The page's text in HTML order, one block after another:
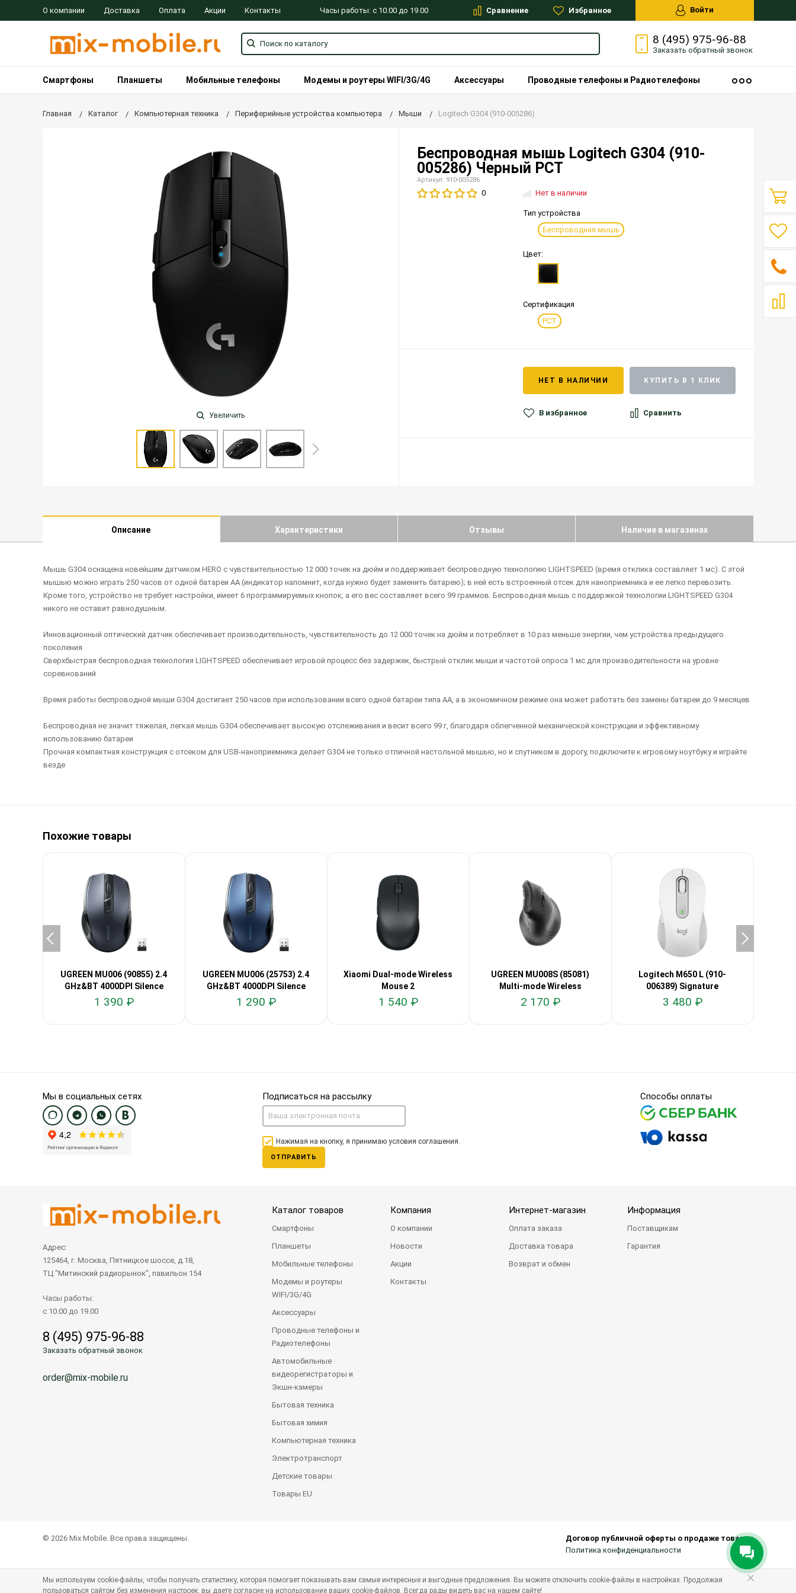
О компании Доставка Оплата Акции Контакты Часы работы: с 10.00 до 19.00 Сравнение Избранное Войти
8 (495) 975-96-88
Заказать обратный звонок
Смартфоны Планшеты Мобильные телефоны Модемы и роутеры WIFI/3G/4G Аксессуары Проводные телефоны и Радиотелефоны
Главная Каталог Компьютерная техника Периферийные устройства компьютера Мыши Logitech G304 (910-005286)
Увеличить
Беспроводная мышь Logitech G304 (910-
005286) Черный РСТ
Артикул: 910-005286
0 Нет в наличии
Тип устройства
Беспроводная мышь
Цвет:
Сертификация
РСТ
НЕТ В НАЛИЧИИ КУПИТЬ В 1 КЛИК
В избранное Сравнить
Описание Характеристики Отзывы Наличие в магазинах
Мышь G304 оснащена новейшим датчиком HERO с чувствительностью 12 000 точек на дюйм и поддерживает беспроводную технологию LIGHTSPEED (время отклика составляет 1 мс). С этой
мышью можно играть 250 часов от одной батареи AA (индикатор напомнит, когда нужно будет заменить батарею); в ней есть встроенный отсек для наноприемника и ее легко перевозить.
Кроме того, устройство не требует настройки, имеет 6 программируемых кнопок, а его вес составляет всего 99 граммов. Беспроводная мышь с поддержкой технологии LIGHTSPEED G304
никого не оставит равнодушным.
Инновационный оптический датчик обеспечивает производительность, чувствительность до 12 000 точек на дюйм и потребляет в 10 раз меньше энергии, чем устройства предыдущего
поколения
Сверхбыстрая беспроводная технология LIGHTSPEED обеспечивает игровой процесс без задержек, быстрый отклик мыши и частотой опроса 1 мс для производительности на уровне
соревнований
Время работы беспроводной мыши G304 достигает 250 часов при использовании всего одной батареи типа АА, а в экономичном режиме она может работать без замены батареи до 9 месяцев
Беспроводная не значит тяжелая, легкая мышь G304 обеспечивает высокую отслеживания и весит всего 99 г, благодаря облегченной механической конструкции и эффективному
использованию батареи
Прочная компактная конструкция с отсеком для USB-наноприемника делает G304 не только отличной настольной мышью, но и спутником в дорогу, подключите к игровому ноутбуку и играйте
везде
Похожие товары
UGREEN MU006 (90855) 2.4
GHz&BT 4000DPI Silence
1 390 ₽
UGREEN MU006 (25753) 2.4
GHz&BT 4000DPI Silence
1 290 ₽
Xiaomi Dual-mode Wireless
Mouse 2
1 540 ₽
UGREEN MU008S (85081)
Multi-mode Wireless
2 170 ₽
Logitech M650 L (910-
006389) Signature
3 480 ₽
Мы в социальных сетях Подписаться на рассылку
Нажимая на кнопку, я принимаю условия соглашения.
ОТПРАВИТЬ
Способы оплаты
Адрес:
125464, г. Москва, Пятницкое шоссе, д.18,
ТЦ "Митинский радиорынок", павильон 154
Часы работы:
с 10.00 до 19.00
8 (495) 975-96-88
Заказать обратный звонок
order@mix-mobile.ru
Каталог товаров
Смартфоны
Планшеты
Мобильные телефоны
Модемы и роутеры
WIFI/3G/4G
Аксессуары
Проводные телефоны и
Радиотелефоны
Автомобильные
видеорегистраторы и
Экшн-камеры
Бытовая техника
Бытовая химия
Компьютерная техника
Электротранспорт
Детские товары
Товары EU
Компания
О компании
Новости
Акции
Контакты
Интернет-магазин
Оплата заказа
Доставка товара
Возврат и обмен
Информация
Поставщикам
Гарантия
© 2026 Mix Mobile. Все права защищены.
Договор публичной оферты о продаже товаров
Политика конфиденциальности
Мы используем cookie-файлы, чтобы получать статистику, которая помогает показывать вам самые интересные и выгодные предложения. Вы можете отключить cookie-файлы в настройках. Продолжая
пользоваться сайтом без изменения настроек, вы даете согласие на использование ваших cookie-файлов. Всегда рады видеть вас на нашем сайте!